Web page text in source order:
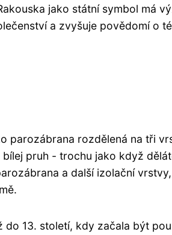
jako státní symbol má
a zvyšuje povědomí o
parozábrana rozdělená na tři
pruh - trochu jako když
a další izolační
do 13. století, kdy začala být